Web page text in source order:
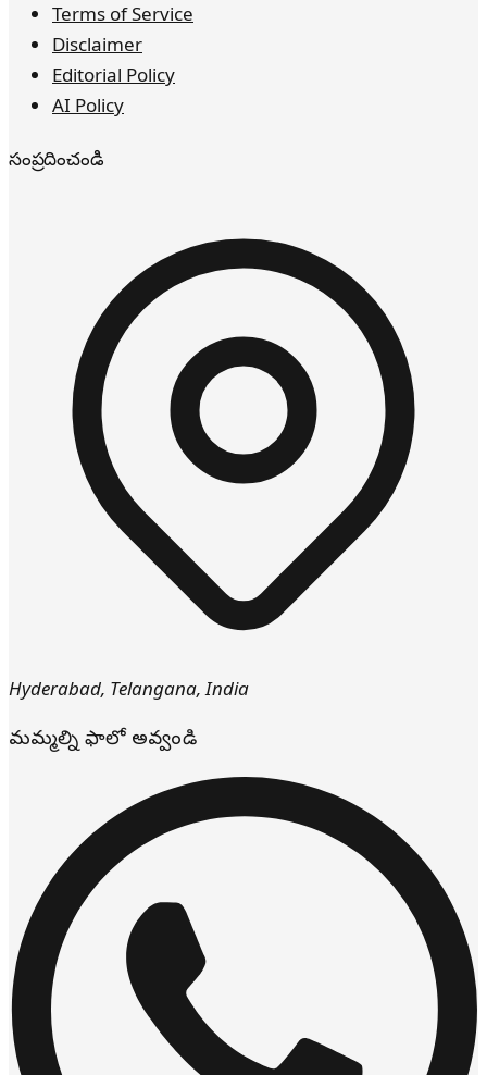
Terms of Service
Disclaimer
Editorial Policy
AI Policy
సంప్రదించండి
Hyderabad, Telangana,India
మమ్మల్ని ఫాలో అవ్వండి